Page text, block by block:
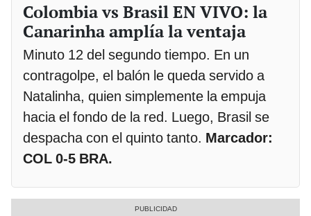
Colombia vs Brasil EN VIVO: la
Canarinha amplía la ventaja
Minuto 12 del segundo tiempo. En un
contragolpe, el balón le queda servido a
Natalinha, quien simplemente la empuja
hacia el fondo de la red. Luego, Brasil se
despacha con el quinto tanto. Marcador:
COL 0-5 BRA.